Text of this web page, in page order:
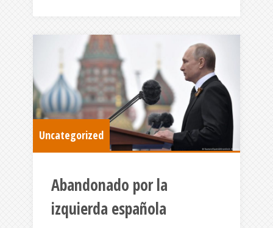
Uncategorized
Abandonado por la
izquierda española